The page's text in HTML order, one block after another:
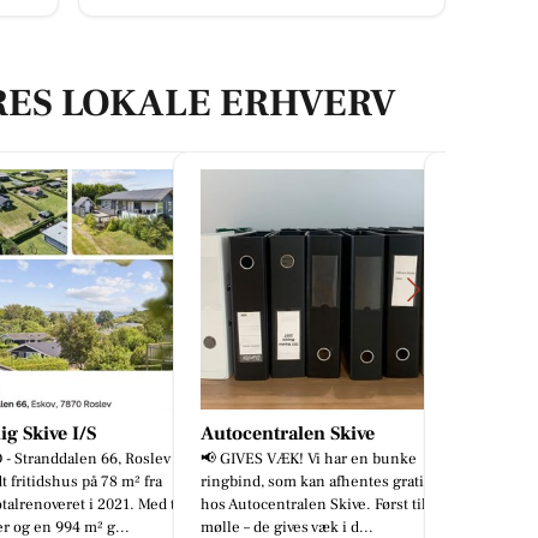
LOKALE ERHVERV
Skive
VÆK! Vi har en bunke
som kan afhentes gratis
Skive. Først til
gives væk i d...
JM Autoteknik
Har bilen været hele Europa rundt
eller bare en tur gennem
Danmark? Hvis bilen har været på
lange køreture med fuld oppakni...